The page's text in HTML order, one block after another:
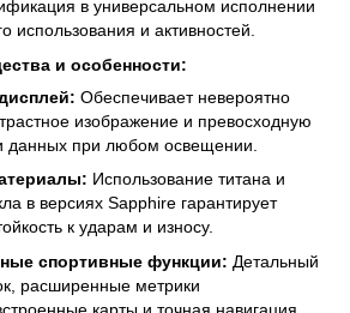
в универсальном исполнении
использования и активностей.
и особенности:
Обеспечивает невероятно
изображение и превосходную
данных при любом освещении.
Использование титана и
в версиях Sapphire гарантирует
к ударам и износу.
спортивные функции: Детальный
расширенные метрики
карты и точная навигация.